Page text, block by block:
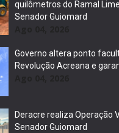
quilômetros do Ramal
Senador Guiomard
Governo altera ponto
Revolução Acreana e
Deracre realiza Operação
Senador Guiomard